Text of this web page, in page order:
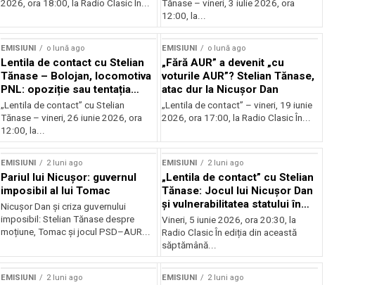
2026, ora 18:00, la Radio Clasic În...
Tănase – vineri, 3 iulie 2026, ora
12:00, la...
EMISIUNI o lună ago
Lentila de contact cu Stelian
Tănase – Bolojan, locomotiva
PNL: opoziție sau tentația
puterii?
„Lentila de contact” cu Stelian
Tănase – vineri, 26 iunie 2026, ora
12:00, la...
EMISIUNI o lună ago
„Fără AUR” a devenit „cu
voturile AUR”? Stelian Tănase,
atac dur la Nicușor Dan
„Lentila de contact” – vineri, 19 iunie
2026, ora 17:00, la Radio Clasic În...
EMISIUNI 2 luni ago
Pariul lui Nicușor: guvernul
imposibil al lui Tomac
Nicușor Dan și criza guvernului
imposibil: Stelian Tănase despre
moțiune, Tomac și jocul PSD–AUR...
EMISIUNI 2 luni ago
„Lentila de contact” cu Stelian
Tănase: Jocul lui Nicușor Dan
și vulnerabilitatea statului în
fața crizelor
Vineri, 5 iunie 2026, ora 20:30, la
Radio Clasic În ediția din această
săptămână...
EMISIUNI 2 luni ago EMISIUNI 2 luni ago